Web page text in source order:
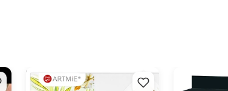
Maliarske plátno na ráme ECO
Akrylové
16 x 20 ml